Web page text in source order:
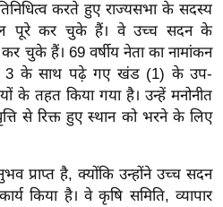
करते हुए राज्यसभा के सदस्य
पूरे कर चुके हैं। वे उच्च सदन के
चुके हैं। 69 वर्षीय नेता का नामांकन
3 के साथ पढ़े गए खंड (1) के उप-
के तहत किया गया है। उन्हें मनोनीत
से रिक्त हुए स्थान को भरने के लिए
प्राप्त है, क्योंकि उन्होंने उच्च सदन
किया है। वे कृषि समिति, व्यापार